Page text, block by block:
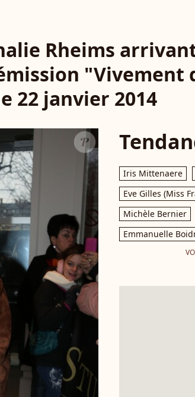
Rheims
"Vivement
22 janvier 2014
Iris Mittenaere
Eve Gilles (Miss
Michèle Bernier
Emmanuelle